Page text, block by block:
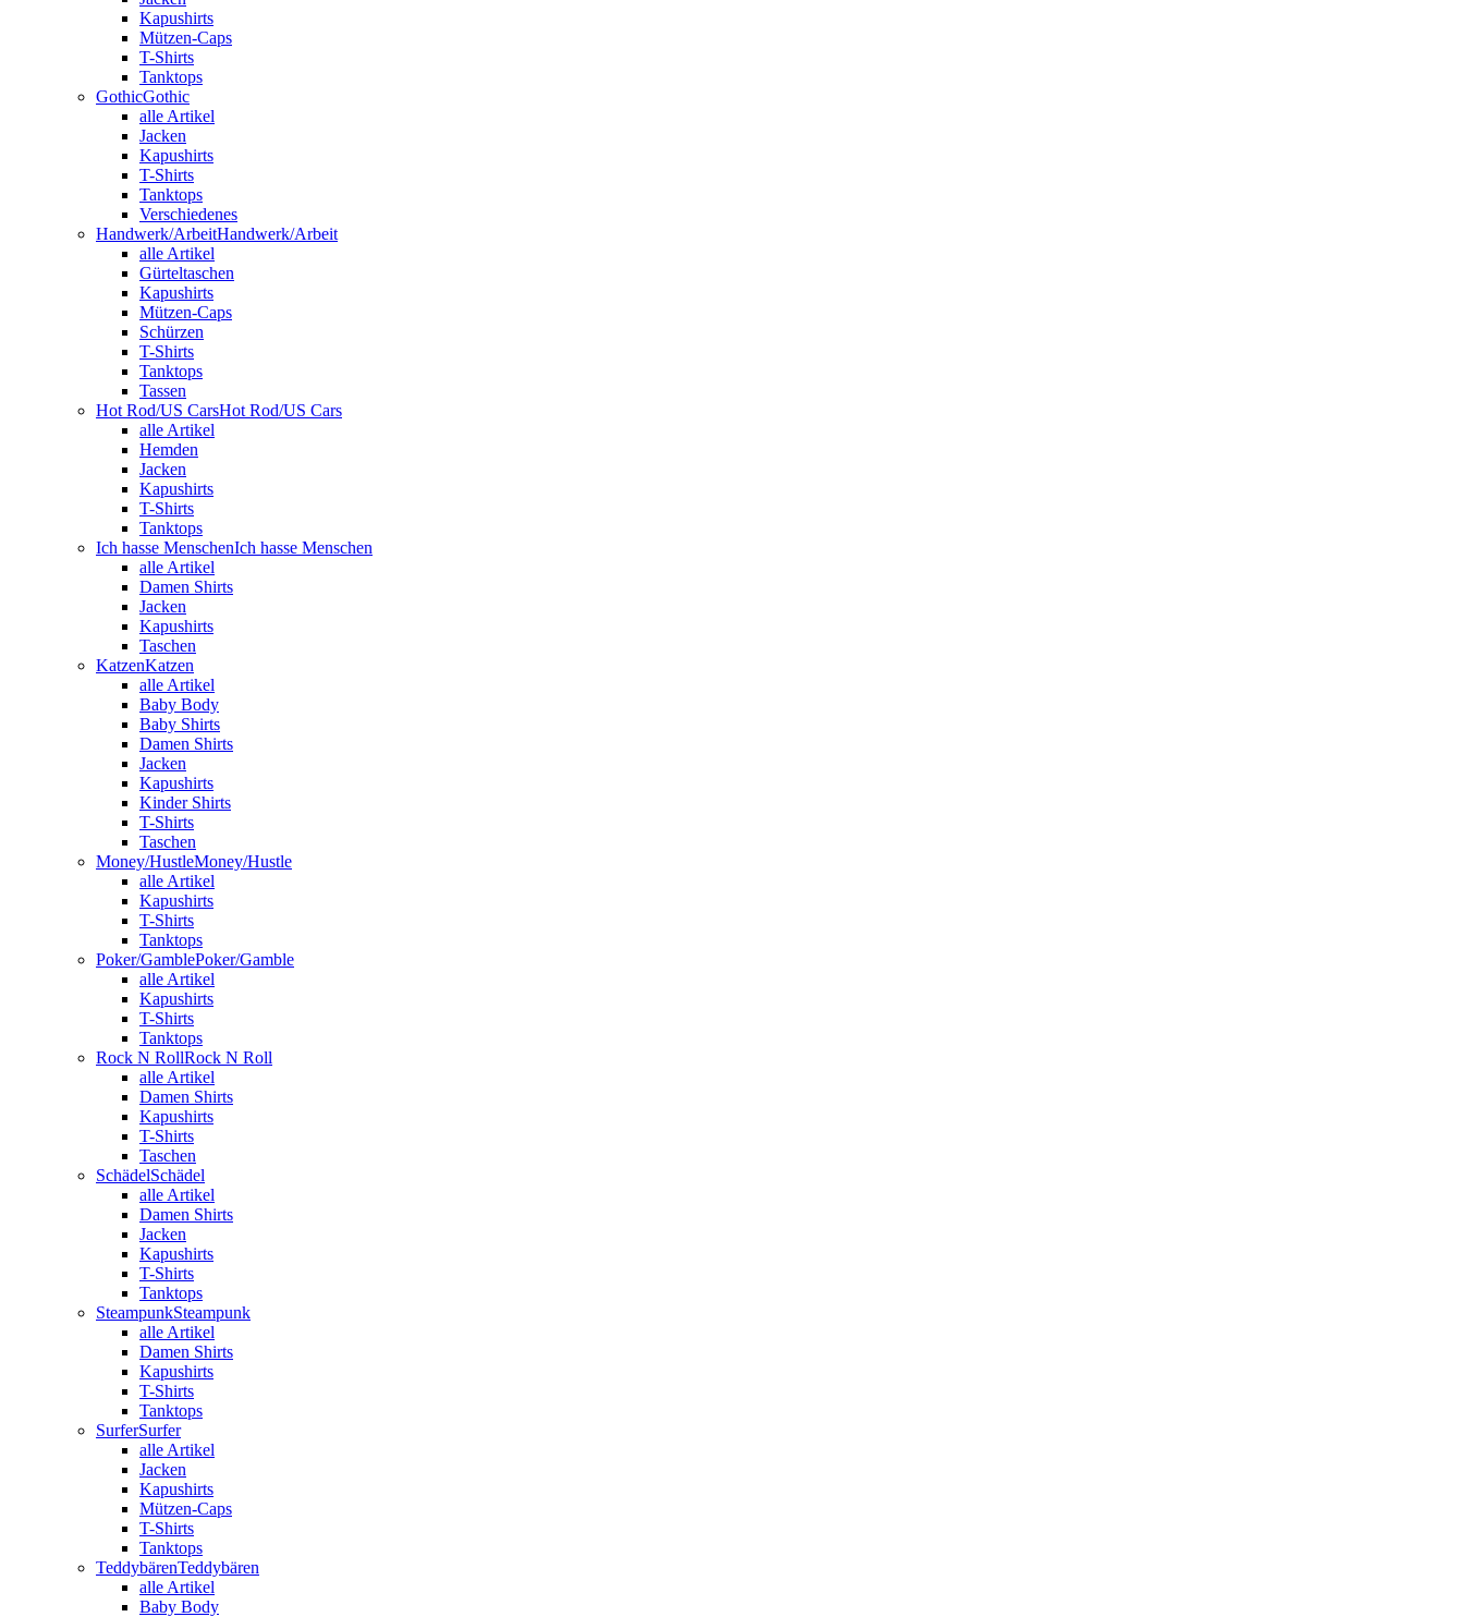
Kapushirts
Mützen-Caps
T-Shirts
Tanktops
GothicGothic
alle Artikel
Jacken
Kapushirts
T-Shirts
Tanktops
Verschiedenes
Handwerk/ArbeitHandwerk/Arbeit
alle Artikel
Gürteltaschen
Kapushirts
Mützen-Caps
Schürzen
T-Shirts
Tanktops
Tassen
Hot Rod/US CarsHot Rod/US Cars
alle Artikel
Hemden
Jacken
Kapushirts
T-Shirts
Tanktops
Ich hasse MenschenIch hasse Menschen
alle Artikel
Damen Shirts
Jacken
Kapushirts
Taschen
KatzenKatzen
alle Artikel
Baby Body
Baby Shirts
Damen Shirts
Jacken
Kapushirts
Kinder Shirts
T-Shirts
Taschen
Money/HustleMoney/Hustle
alle Artikel
Kapushirts
T-Shirts
Tanktops
Poker/GamblePoker/Gamble
alle Artikel
Kapushirts
T-Shirts
Tanktops
Rock N RollRock N Roll
alle Artikel
Damen Shirts
Kapushirts
T-Shirts
Taschen
SchädelSchädel
alle Artikel
Damen Shirts
Jacken
Kapushirts
T-Shirts
Tanktops
SteampunkSteampunk
alle Artikel
Damen Shirts
Kapushirts
T-Shirts
Tanktops
SurferSurfer
alle Artikel
Jacken
Kapushirts
Mützen-Caps
T-Shirts
Tanktops
TeddybärenTeddybären
alle Artikel
Baby Body